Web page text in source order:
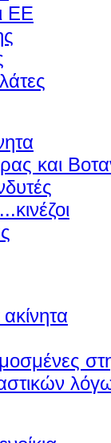
ΕΕ
και